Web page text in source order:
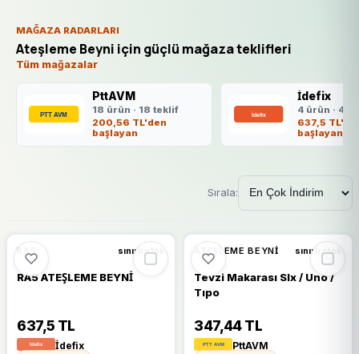
MAĞAZA RADARLARI
Ateşleme Beyni için güçlü mağaza teklifleri
Tüm mağazalar
PttAVM
18 ürün · 18 teklif
200,56 TL'den
başlayan
İdefix
4 ürün · 4
637,5
başlayan
Sırala:
RA5 sınırlı stok
RA5 ATEŞLEME BEYNİ
637,5 TL
İdefix
ATEŞLEME BEYNI sınırlı stok
Tevzi Makarası Slx / Uno /
Tıpo
347,44 TL
PttAVM